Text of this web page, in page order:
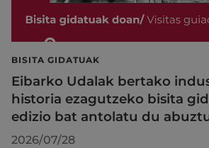
BISITA GIDATUAK
Eibarko Udalak bertako
historia ezagutzeko bisita
edizio bat antolatu du
2026/07/28